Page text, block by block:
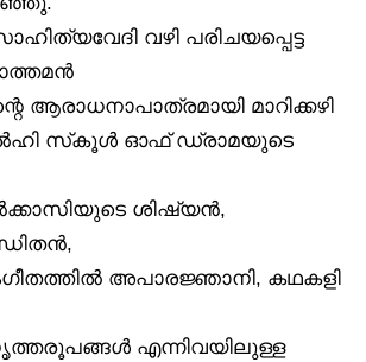
വഴി പരിചയപ്പെട്ട
ആരാധനാപാത്രമായി മാറിക്കഴി
സ്‌കൂൾ ഓഫ് ഡ്രാമയുടെ
ശിഷ്യൻ,
അപാരജ്ഞാനി, കഥകളി
എന്നിവയിലുള്ള